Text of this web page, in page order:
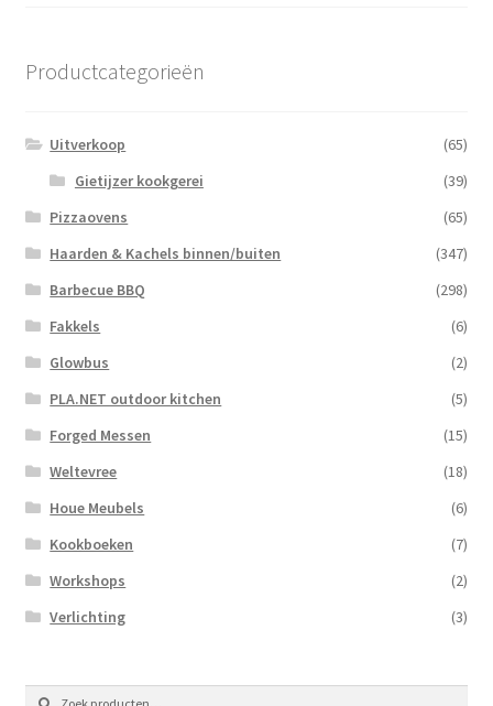
Productcategorieën
Uitverkoop
(65)
Gietijzer kookgerei
(39)
Pizzaovens
(65)
Haarden & Kachels binnen/buiten
(347)
Barbecue BBQ
(298)
Fakkels
(6)
Glowbus
(2)
PLA.NET outdoor kitchen
(5)
Forged Messen
(15)
Weltevree
(18)
Houe Meubels
(6)
Kookboeken
(7)
Workshops
(2)
Verlichting
(3)
Zoeken
Zoeken